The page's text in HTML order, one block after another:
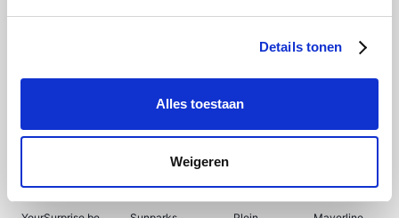
Details tonen
Alles toestaan
Weigeren
SupraBazar Shein Bergfreunde Smartwatchbanden